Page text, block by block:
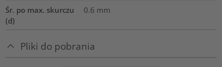
Śr. po max. skurczu
(d)
0.6 mm
Pliki do pobrania